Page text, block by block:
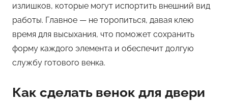
излишков, которые могут испортить внешний вид
работы. Главное — не торопиться, давая клею
время для высыхания, что поможет сохранить
форму каждого элемента и обеспечит долгую
службу готового венка.
Как сделать венок для двери